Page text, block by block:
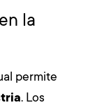
la
permite
. Los